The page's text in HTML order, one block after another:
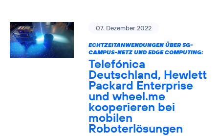
07. Dezember 2022
ECHTZEITANWENDUNGEN ÜBER 5G-
CAMPUS-NETZ UND EDGE COMPUTING:
Telefónica
Deutschland, Hewlett
Packard Enterprise
und wheel.me
kooperieren bei
mobilen
Roboterlösungen